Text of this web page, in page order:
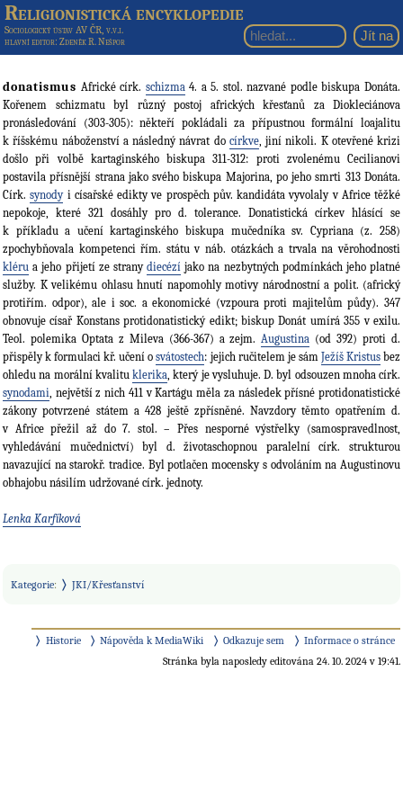
Religionistická encyklopedie
Sociologický ústav AV ČR, v.v.i.
hlavní editor: Zdeněk R. Nešpor
donatismus Africké círk. schizma4. a 5. stol. nazvané podle biskupa Donáta.
Kořenem schizmatu byl různý postoj afrických křesťanů za Diokleciánova
pronásledování (303-305): někteří pokládali za přípustnou formální loajalitu
k říšskému náboženství a následný návrat do církve, jiní nikoli. K otevřené krizi
došlo při volbě kartaginského biskupa 311-312: proti zvolenému Cecilianovi
postavila přísnější strana jako svého biskupa Majorina, po jeho smrti 313 Donáta.
Círk.synodyi císařské edikty ve prospěch pův. kandidáta vyvolaly v Africe těžké
nepokoje, které 321 dosáhly pro d. tolerance. Donatistická církev hlásící se
k příkladu a učení kartaginského biskupa mučedníka sv. Cypriana (z. 258)
zpochybňovala kompetenci řím. státu v náb. otázkách a trvala na věrohodnosti
kléru a jeho přijetí ze strany diecézí jako na nezbytných podmínkách jeho platné
služby. K velikému ohlasu hnutí napomohly motivy národnostní a polit. (africký
protiřím. odpor), ale i soc. a ekonomické (vzpoura proti majitelům půdy). 347
obnovuje císař Konstans protidonatistický edikt; biskup Donát umírá 355 v exilu.
Teol. polemika Optata z Mileva (366-367) a zejm.Augustina (od 392) proti d.
přispěly k formulaci kř. učení osvátostech: jejich ručitelem je sám Ježíš Kristusbez
ohledu na morální kvalitu klerika, který je vysluhuje. D. byl odsouzen mnoha círk.
synodami, největší z nich 411 v Kartágu měla za následek přísné protidonatistické
zákony potvrzené státem a 428 ještě zpřísněné. Navzdory těmto opatřením d.
v Africe přežil až do 7. stol. – Přes nesporné výstřelky (samospravedlnost,
vyhledávání mučednictví) byl d. životaschopnou paralelní círk. strukturou
navazující na starokř. tradice. Byl potlačen mocensky s odvoláním na Augustinovu
obhajobu násilím udržované círk. jednoty.
Lenka Karfíková
Kategorie: JKI/Křesťanství
Historie Nápověda k MediaWiki Odkazuje sem
Informace o stránce
Stránka byla naposledy editována 24. 10. 2024 v 19:41.